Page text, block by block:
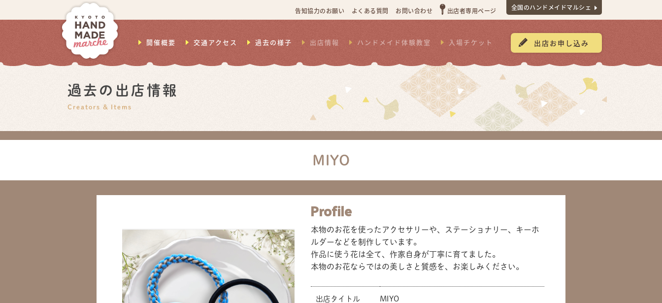
告知協力のお願い よくある質問 お問い合わせ 出店者専用ページ 全国のハンドメイドマルシェ
開催概要 交通アクセス 過去の様子 出店情報 ハンドメイド体験教室 入場チケット 出店お申し込み
過去の出店情報
Creators & Items
MIYO
Profile
本物のお花を使ったアクセサリーや、ステーショナリー、キーホ
ルダーなどを制作しています。
作品に使う花は全て、作家自身が丁寧に育てました。
本物のお花ならではの美しさと質感を、お楽しみください。
出店タイトル MIYO